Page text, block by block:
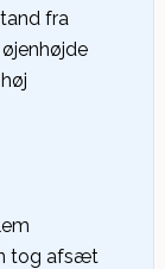
fra
tog afsæt